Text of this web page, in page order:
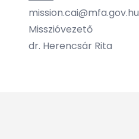
mission.cai@mfa.gov.hu
Misszióvezető
dr. Herencsár Rita